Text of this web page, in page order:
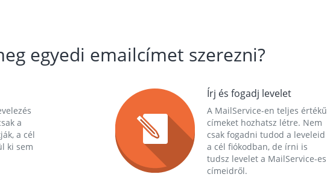
egyedi emailcímet szerezni?
a
a cél
ki sem
Írj és fogadj levelet
A MailService-en teljes értékű
címeket hozhatsz létre. Nem
csak fogadni tudod a leveleid
a cél fiókodban, de írni is
tudsz levelet a MailService-es
címeidről.